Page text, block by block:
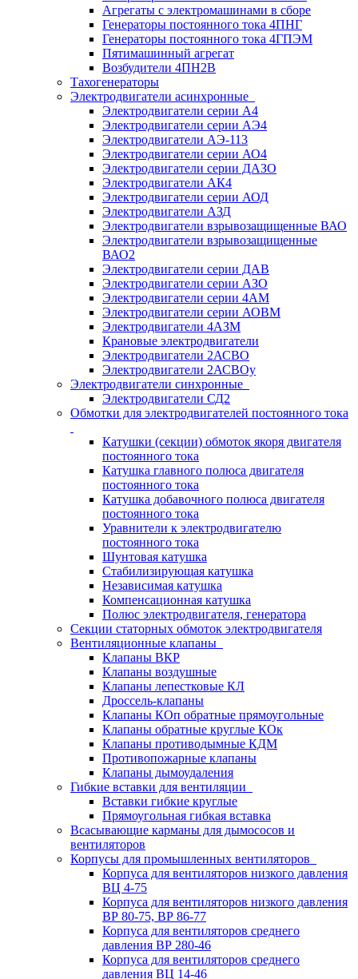
Агрегаты с электромашинами в сборе
Генераторы постоянного тока 4ПНГ
Генераторы постоянного тока 4ГПЭМ
Пятимашинный агрегат
Возбудители 4ПН2В
Тахогенераторы
Электродвигатели асинхронные
Электродвигатели серии А4
Электродвигатели серии АЭ4
Электродвигатели АЭ-113
Электродвигатели серии АО4
Электродвигатели серии ДАЗО
Электродвигатели АК4
Электродвигатели серии АОД
Электродвигатели АЗД
Электродвигатели взрывозащищенные ВАО
Электродвигатели взрывозащищенные
ВАО2
Электродвигатели серии ДАВ
Электродвигатели серии АЗО
Электродвигатели серии 4АМ
Электродвигатели серии АОВМ
Электродвигатели 4АЗМ
Крановые электродвигатели
Электродвигатели 2АСВО
Электродвигатели 2АСВОу
Электродвигатели синхронные
Электродвигатели СД2
Обмотки для электродвигателей постоянного тока
Катушки (секции) обмоток якоря двигателя
постоянного тока
Катушка главного полюса двигателя
постоянного тока
Катушка добавочного полюса двигателя
постоянного тока
Уравнители к электродвигателю
постоянного тока
Шунтовая катушка
Стабилизирующая катушка
Независимая катушка
Компенсационная катушка
Полюс электродвигателя, генератора
Секции статорных обмоток электродвигателя
Вентиляционные клапаны
Клапаны ВКР
Клапаны воздушные
Клапаны лепестковые КЛ
Дроссель-клапаны
Клапаны КОп обратные прямоугольные
Клапаны обратные круглые КОк
Клапаны противодымные КДМ
Противопожарные клапаны
Клапаны дымоудаления
Гибкие вставки для вентиляции
Вставки гибкие круглые
Прямоугольная гибкая вставка
Всасывающие карманы для дымососов и
вентиляторов
Корпусы для промышленных вентиляторов
Корпуса для вентиляторов низкого давления
ВЦ 4-75
Корпуса для вентиляторов низкого давления
ВР 80-75, ВР 86-77
Корпуса для вентиляторов среднего
давления ВР 280-46
Корпуса для вентиляторов среднего
давления ВЦ 14-46